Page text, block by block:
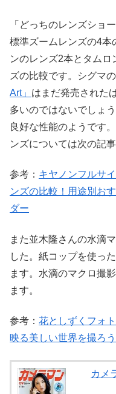
「どっちのレンズショ
標準ズームレンズの4本
ンのレンズ2本とタム
ズの比較です。シグマの
Art」 はまだ発売された
多いのではないでしょ
良好な性能のようです
ンズについては次の記事
参考： キヤノンフルサ
ンズの比較！用途別お
ダー
また並木隆さんの水滴
した。紙コップを使っ
ます。水滴のマクロ撮
ます。
参考： 花としずくフォ
映る美しい世界を撮ろ
カメ